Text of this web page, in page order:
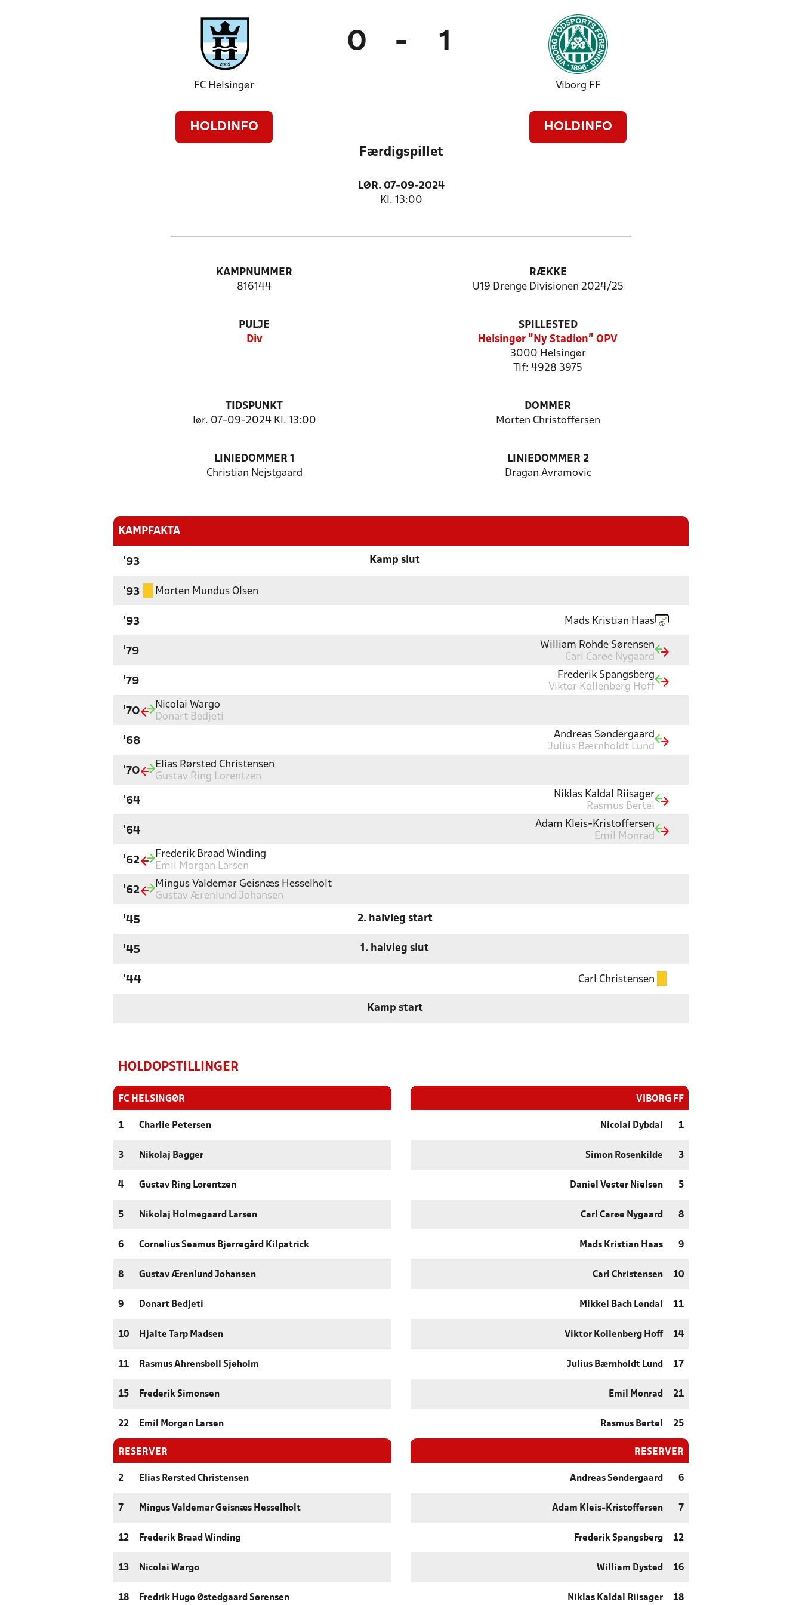
FC Helsingør
HOLDINFO
0 - 1
Viborg FF
HOLDINFO
Færdigspillet
LØR. 07-09-2024
Kl. 13:00
KAMPNUMMER
816144
RÆKKE
U19 Drenge Divisionen 2024/25
PULJE
Div
SPILLESTED
Helsingør "Ny Stadion" OPV
3000 Helsingør
Tlf: 4928 3975
TIDSPUNKT
lør. 07-09-2024 Kl. 13:00
DOMMER
Morten Christoffersen
LINIEDOMMER 1
Christian Nejstgaard
LINIEDOMMER 2
Dragan Avramovic
KAMPFAKTA
'93 Kamp slut
'93 Morten Mundus Olsen
'93 Mads Kristian Haas
'79
William Rohde Sørensen
Carl Carøe Nygaard
'79
Frederik Spangsberg
Viktor Kollenberg Hoff
'70
Nicolai Wargo
Donart Bedjeti
'68
Andreas Søndergaard
Julius Bærnholdt Lund
'70
Elias Rørsted Christensen
Gustav Ring Lorentzen
'64
Niklas Kaldal Riisager
Rasmus Bertel
'64
Adam Kleis-Kristoffersen
Emil Monrad
'62
Frederik Braad Winding
Emil Morgan Larsen
'62
Mingus Valdemar Geisnæs Hesselholt
Gustav Ærenlund Johansen
'45 2. halvleg start
'45 1. halvleg slut
'44 Carl Christensen
Kamp start
HOLDOPSTILLINGER
FC HELSINGØR
1 Charlie Petersen
3 Nikolaj Bagger
4 Gustav Ring Lorentzen
5 Nikolaj Holmegaard Larsen
6 Cornelius Seamus Bjerregård Kilpatrick
8 Gustav Ærenlund Johansen
9 Donart Bedjeti
10 Hjalte Tarp Madsen
11 Rasmus Ahrensbøll Sjøholm
15 Frederik Simonsen
22 Emil Morgan Larsen
RESERVER
2 Elias Rørsted Christensen
7 Mingus Valdemar Geisnæs Hesselholt
12 Frederik Braad Winding
13 Nicolai Wargo
18 Fredrik Hugo Østedgaard Sørensen
VIBORG FF
Nicolai Dybdal 1
Simon Rosenkilde 3
Daniel Vester Nielsen 5
Carl Carøe Nygaard 8
Mads Kristian Haas 9
Carl Christensen 10
Mikkel Bach Løndal 11
Viktor Kollenberg Hoff 14
Julius Bærnholdt Lund 17
Emil Monrad 21
Rasmus Bertel 25
RESERVER
Andreas Søndergaard 6
Adam Kleis-Kristoffersen 7
Frederik Spangsberg 12
William Dysted 16
Niklas Kaldal Riisager 18